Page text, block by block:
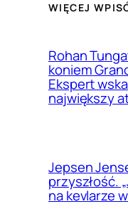
WIĘCEJ
Rohan
koniem
Ekspert
największy
Jepsen
przyszłość.
na kevlarze